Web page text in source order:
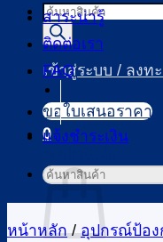
Products
search
เข้าสู่ระบบ / ลงท
0
สาระน่ารู้
ติดต่อเรา
FAQ
ขอใบเสนอราคา
แจ้งชำระเงิน
ค้นหา:
หน้าหลัก / อุปกรณ์ป้อง